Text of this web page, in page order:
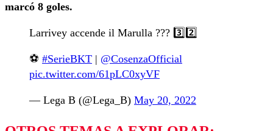
marcó 8 goles.
Larrivey accende il Marulla ??? 3️⃣2️⃣
⚽️ #SerieBKT | @CosenzaOfficial
pic.twitter.com/61pLC0xyVF
— Lega B (@Lega_B) May 20, 2022